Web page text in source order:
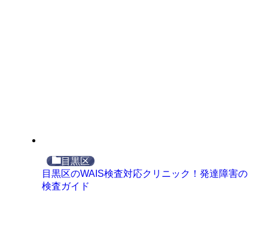
目黒区
目黒区のWAIS検査対応クリニック！発達障害の
検査ガイド